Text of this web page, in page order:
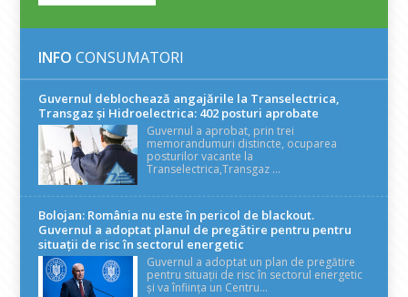
INFO CONSUMATORI
Guvernul deblochează angajările la Transelectrica,
Transgaz și Hidroelectrica: 402 posturi aprobate
Guvernul a aprobat, prin trei
memorandumuri distincte, ocuparea
posturilor vacante la
Transelectrica,Transgaz ...
Bolojan: România nu este în pericol de blackout.
Guvernul a adoptat planul de pregătire pentru pentru
situații de risc în sectorul energetic
Guvernul a adoptat un plan de pregătire
pentru situații de risc în sectorul energetic
și va înființa un Centru...